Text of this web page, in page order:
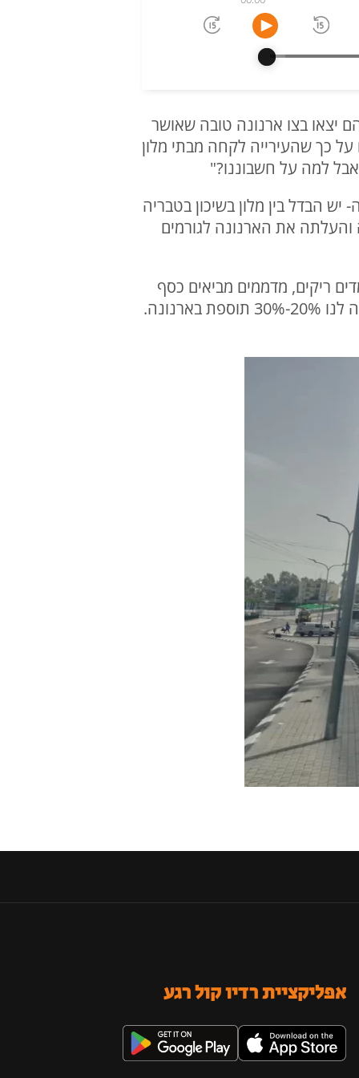
יצאו בצו ארנונה טובה שאושר
על כך שהעירייה לקחה מבתי מלון
יש הבדל בין מלון בשיכון בטבריה
והעלתה את הארנונה לגורמים
עמוק. זה כמו כדור בראש. מאז ינואר 2025 אנחנו עומדים ריקים, מדממים מביאים כסף
מהבנקים והלוואות. עיריית טבריה לא הייתה מוכנה להתחשב. בתור פרס היא הלכתה והעלתה לנו 20%-30% תוספת בארנונה.
אפליקציית רדיו קול רגע